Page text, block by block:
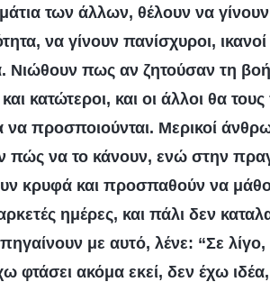
των άλλων, θέλουν να
να γίνουν πανίσχυροι,
Νιώθουν πως αν ζητούσαν τη
κατώτεροι, και οι άλλοι θα
προσποιούνται. Μερικοί
πώς να το κάνουν, ενώ στην
κρυφά και προσπαθούν να
ημέρες, και πάλι δεν
με αυτό, λένε: “Σε
φτάσει ακόμα εκεί, δεν έχω